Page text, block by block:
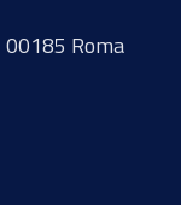
00185 Roma